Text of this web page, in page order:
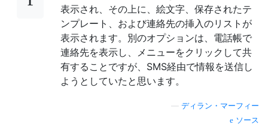
表示され、その上に、絵文字、保存されたテ
ンプレート、および連絡先の挿入のリストが
表示されます。別のオプションは、電話帳で
連絡先を表示し、メニューをクリックして共
有することですが、SMS経由で情報を送信し
ようとしていたと思います。
ディラン・マーフィー
ソース